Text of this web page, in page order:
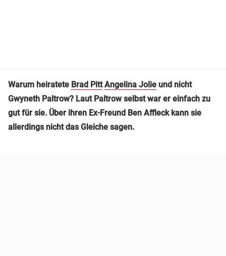
Warum heiratete Brad Pitt Angelina Jolie und nicht
Gwyneth Paltrow? Laut Paltrow selbst war er einfach zu
gut für sie. Über ihren Ex-Freund Ben Affleck kann sie
allerdings nicht das Gleiche sagen.